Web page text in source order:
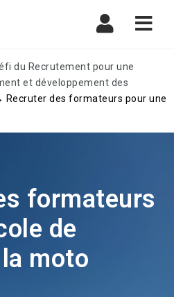
du Recrutement pour une
et développement des
Recruter des formateurs pour une
formateurs
de
moto